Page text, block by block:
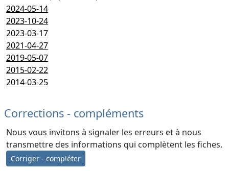
2024-05-14
2023-10-24
2023-03-17
2021-04-27
2019-05-07
2015-02-22
2014-03-25
Corrections - compléments
Nous vous invitons à signaler les erreurs et à nous
transmettre des informations qui complètent les fiches.
Corriger - compléter